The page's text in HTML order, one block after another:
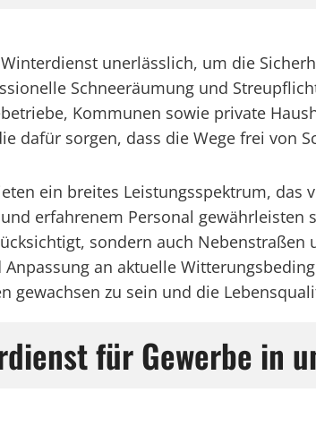
unerlässlich, um die
Schneeräumung und
Kommunen sowie private
dafür sorgen, dass die Wege frei von
ein breites Leistungsspektrum,
erfahrenem Personal
sondern auch
an aktuelle
gewachsen zu sein und die
für Gewerbe in